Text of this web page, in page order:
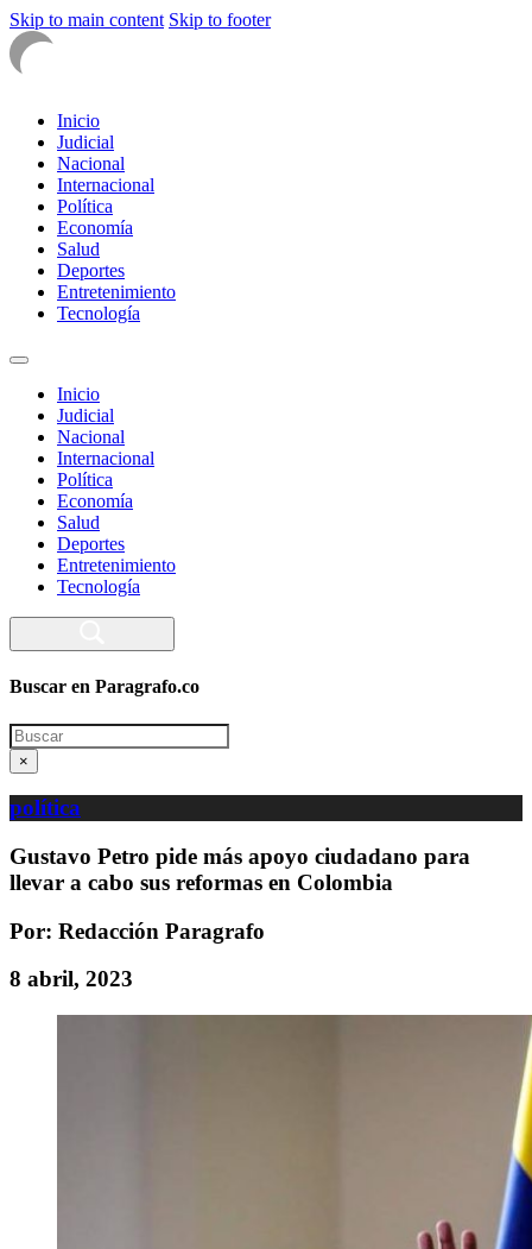
Skip to main content Skip to footer
Inicio
Judicial
Nacional
Internacional
Política
Economía
Salud
Deportes
Entretenimiento
Tecnología
Inicio
Judicial
Nacional
Internacional
Política
Economía
Salud
Deportes
Entretenimiento
Tecnología
Buscar en Paragrafo.co
Search
×
política
Gustavo Petro pide más apoyo ciudadano para
llevar a cabo sus reformas en Colombia
Por: Redacción Paragrafo
8 abril, 2023